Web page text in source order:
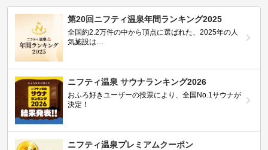
第20回ニフティ温泉年間ランキング2025
全国約2.2万件の中から頂点に選ばれた、2025年の人
気施設は…
ニフティ温泉 サウナランキング2026
おふろ好きユーザーの投票により、全国No.1サウナが
決定！
ニフティ温泉プレミアムクーポン